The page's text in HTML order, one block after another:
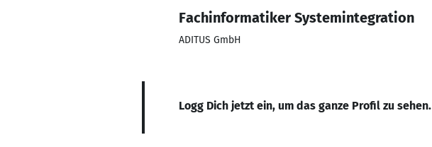
Fachinformatiker Systemintegration
ADITUS GmbH
Logg Dich jetzt ein, um das ganze Profil zu sehen.